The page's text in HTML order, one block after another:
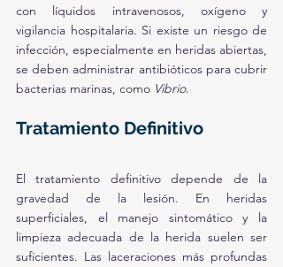
con líquidos intravenosos, oxígeno y
vigilancia hospitalaria. Si existe un riesgo de
infección, especialmente en heridas abiertas,
se deben administrar antibióticos para cubrir
bacterias marinas, como Vibrio.
Tratamiento Definitivo
El tratamiento definitivo depende de la
gravedad de la lesión. En heridas
superficiales, el manejo sintomático y la
limpieza adecuada de la herida suelen ser
suficientes. Las laceraciones más profundas